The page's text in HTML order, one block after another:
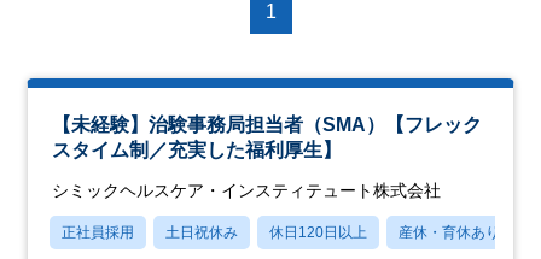
1
【未経験】治験事務局担当者（SMA）【フレック
スタイム制／充実した福利厚生】
シミックヘルスケア・インスティテュート株式会社
正社員採用 土日祝休み 休日120日以上 産休・育休あり